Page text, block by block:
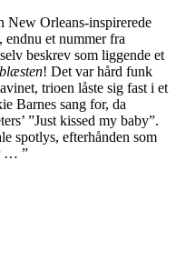
New Orleans-inspirerede
endnu et nummer fra
beskrev som liggende et
! Det var hård funk
trioen låste sig fast i et
Barnes sang for, da
”Just kissed my baby”.
spotlys, efterhånden som
… ”